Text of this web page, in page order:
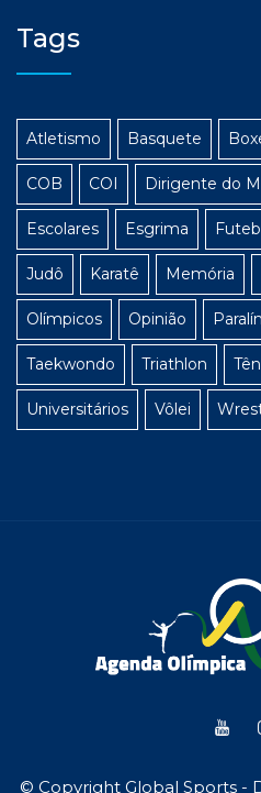
Tags
Atletismo Basquete
COB COI Dirigente do
Escolares Esgrima
Judô Karatê Memória
Olímpicos Opinião
Taekwondo Triathlon
Universitários Vôlei
© Copyright Global Sports -